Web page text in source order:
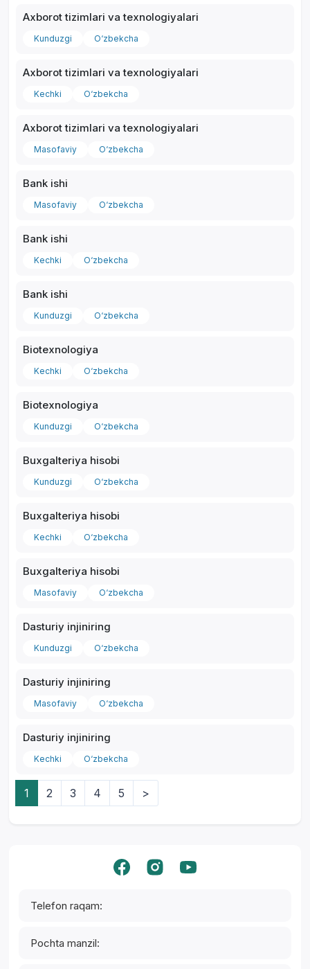
Telefon raqam:
Pochta manzil:
Axborot tizimlari va texnologiyalari
Kunduzgi O‘zbekcha
Axborot tizimlari va texnologiyalari
Kechki O‘zbekcha
Axborot tizimlari va texnologiyalari
Masofaviy O‘zbekcha
Bank ishi
Masofaviy O‘zbekcha
Bank ishi
Kechki O‘zbekcha
Bank ishi
Kunduzgi O‘zbekcha
Biotexnologiya
Kechki O‘zbekcha
Biotexnologiya
Kunduzgi O‘zbekcha
Buxgalteriya hisobi
Kunduzgi O‘zbekcha
Buxgalteriya hisobi
Kechki O‘zbekcha
Buxgalteriya hisobi
Masofaviy O‘zbekcha
Dasturiy injiniring
Kunduzgi O‘zbekcha
Dasturiy injiniring
Masofaviy O‘zbekcha
Dasturiy injiniring
Kechki O‘zbekcha
1 2 3 4 5 >
Yordam markazi